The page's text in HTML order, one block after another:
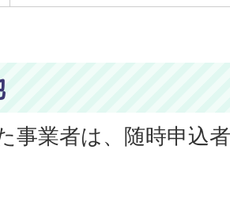
事業者は、随時申込